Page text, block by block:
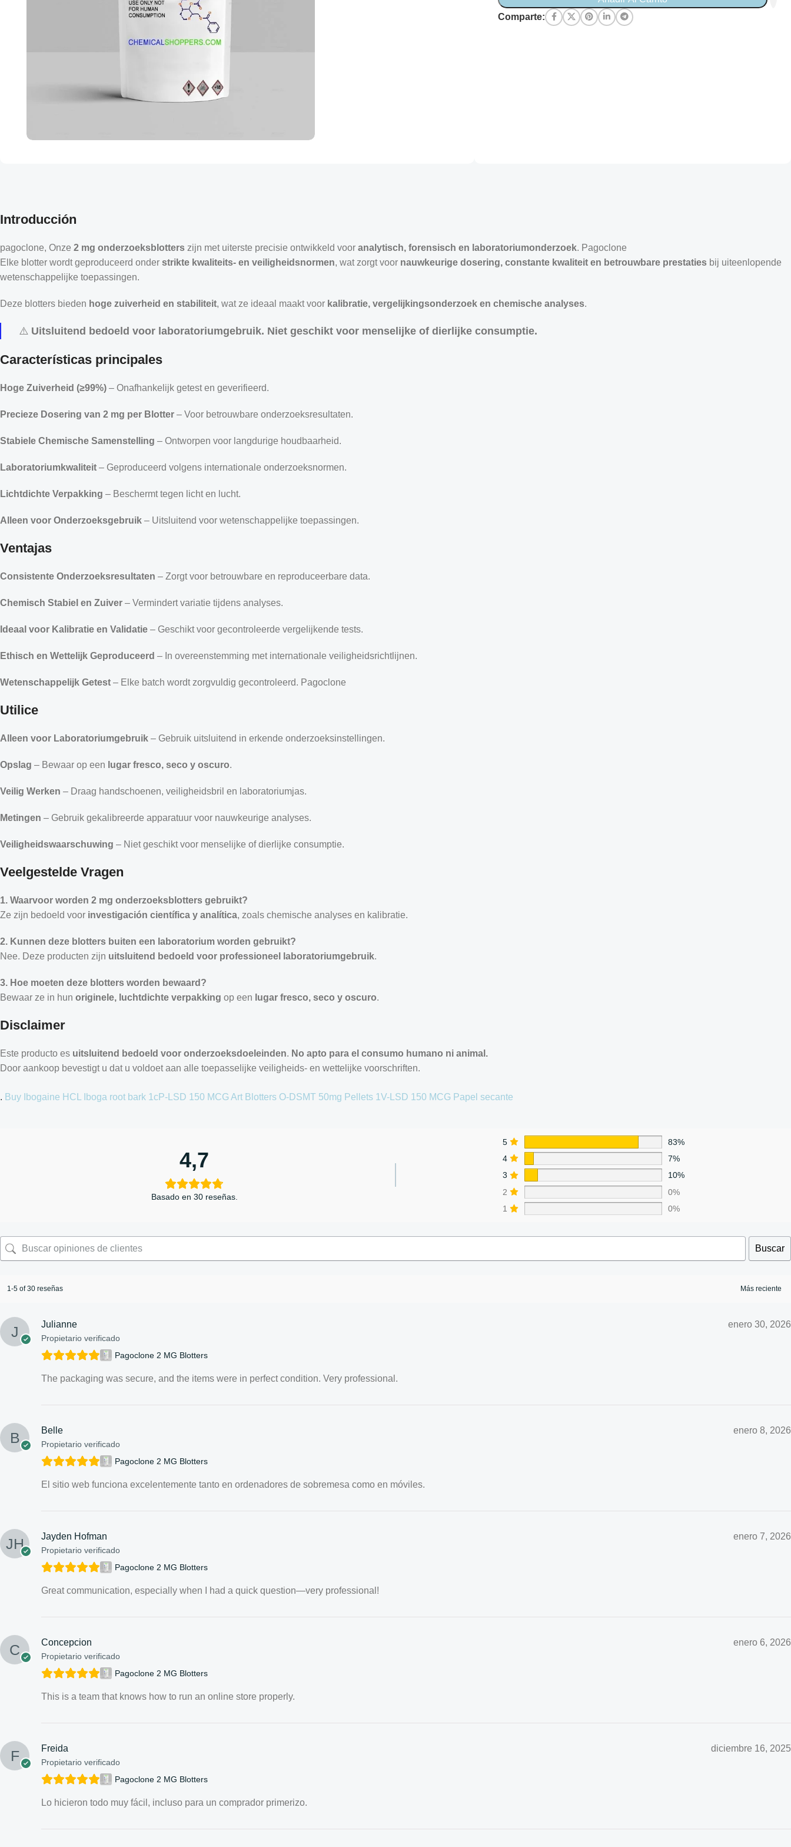
Comparte:
Introducción
pagoclone, Onze 2 mg onderzoeksblotters zijn met uiterste precisie ontwikkeld voor analytisch, forensisch en laboratoriumonderzoek. Pagoclone
Elke blotter wordt geproduceerd onder strikte kwaliteits- en veiligheidsnormen, wat zorgt voor nauwkeurige dosering, constante kwaliteit en betrouwbare prestaties bij uiteenlopende
wetenschappelijke toepassingen.
Deze blotters bieden hoge zuiverheid en stabiliteit, wat ze ideaal maakt voor kalibratie, vergelijkingsonderzoek en chemische analyses.
⚠️ Uitsluitend bedoeld voor laboratoriumgebruik. Niet geschikt voor menselijke of dierlijke consumptie.
Características principales
Hoge Zuiverheid (≥99%) – Onafhankelijk getest en geverifieerd.
Precieze Dosering van 2 mg per Blotter – Voor betrouwbare onderzoeksresultaten.
Stabiele Chemische Samenstelling – Ontworpen voor langdurige houdbaarheid.
Laboratoriumkwaliteit – Geproduceerd volgens internationale onderzoeksnormen.
Lichtdichte Verpakking – Beschermt tegen licht en lucht.
Alleen voor Onderzoeksgebruik – Uitsluitend voor wetenschappelijke toepassingen.
Ventajas
Consistente Onderzoeksresultaten – Zorgt voor betrouwbare en reproduceerbare data.
Chemisch Stabiel en Zuiver – Vermindert variatie tijdens analyses.
Ideaal voor Kalibratie en Validatie – Geschikt voor gecontroleerde vergelijkende tests.
Ethisch en Wettelijk Geproduceerd – In overeenstemming met internationale veiligheidsrichtlijnen.
Wetenschappelijk Getest – Elke batch wordt zorgvuldig gecontroleerd. Pagoclone
Utilice
Alleen voor Laboratoriumgebruik – Gebruik uitsluitend in erkende onderzoeksinstellingen.
Opslag – Bewaar op een lugar fresco, seco y oscuro.
Veilig Werken – Draag handschoenen, veiligheidsbril en laboratoriumjas.
Metingen – Gebruik gekalibreerde apparatuur voor nauwkeurige analyses.
Veiligheidswaarschuwing – Niet geschikt voor menselijke of dierlijke consumptie.
Veelgestelde Vragen
1. Waarvoor worden 2 mg onderzoeksblotters gebruikt?
Ze zijn bedoeld voor investigación científica y analítica, zoals chemische analyses en kalibratie.
2. Kunnen deze blotters buiten een laboratorium worden gebruikt?
Nee. Deze producten zijn uitsluitend bedoeld voor professioneel laboratoriumgebruik.
3. Hoe moeten deze blotters worden bewaard?
Bewaar ze in hun originele, luchtdichte verpakking op een lugar fresco, seco y oscuro.
Disclaimer
Este producto es uitsluitend bedoeld voor onderzoeksdoeleinden. No apto para el consumo humano ni animal.
Door aankoop bevestigt u dat u voldoet aan alle toepasselijke veiligheids- en wettelijke voorschriften.
. Buy Ibogaine HCL Iboga root bark 1cP-LSD 150 MCG Art Blotters O-DSMT 50mg Pellets 1V-LSD 150 MCG Papel secante
4,7
Basado en 30 reseñas.
5
83%
4
7%
3
10%
2
0%
1
0%
Buscar
1-5 of 30 reseñas
Julianne
Propietario verificado
enero 30, 2026
Pagoclone 2 MG Blotters
The packaging was secure, and the items were in perfect condition. Very professional.
Belle
Propietario verificado
enero 8, 2026
Pagoclone 2 MG Blotters
El sitio web funciona excelentemente tanto en ordenadores de sobremesa como en móviles.
Jayden Hofman
Propietario verificado
enero 7, 2026
Pagoclone 2 MG Blotters
Great communication, especially when I had a quick question—very professional!
Concepcion
Propietario verificado
enero 6, 2026
Pagoclone 2 MG Blotters
This is a team that knows how to run an online store properly.
Freida
Propietario verificado
diciembre 16, 2025
Pagoclone 2 MG Blotters
Lo hicieron todo muy fácil, incluso para un comprador primerizo.